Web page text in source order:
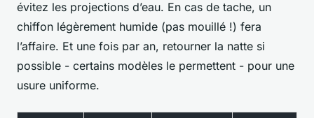
évitez les projections d’eau. En cas de tache, un
chiffon légèrement humide (pas mouillé !) fera
l’affaire. Et une fois par an, retourner la natte si
possible - certains modèles le permettent - pour une
usure uniforme.